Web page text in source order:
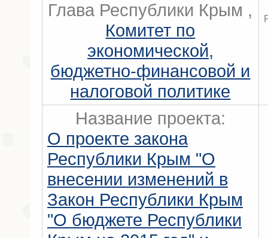
Глава Республики Крым ,
Комитет по
экономической,
бюджетно-финансовой и
налоговой политике
Название проекта:
О проекте закона
Республики Крым "О
внесении изменений в
Закон Республики Крым
"О бюджете Республики